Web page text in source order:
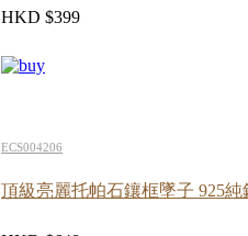
HKD $399
ECS004206
頂級亮麗托帕石鑲框墜子 925純